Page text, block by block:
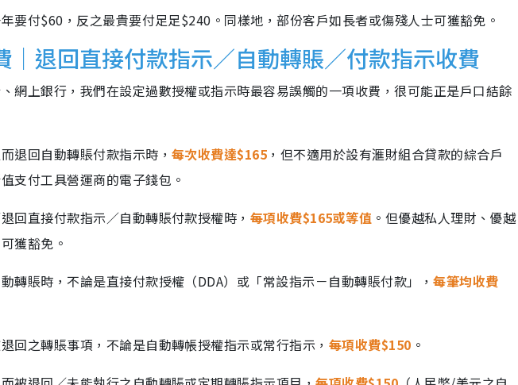
要付$60，反之最貴要付足足$240。同樣地，部份客戶如長者或傷殘人士可獲豁免。
｜退回直接付款指示／自動轉賬／付款指示收費
網上銀行，我們在設定過數授權或指示時最容易誤觸的一項收費，很可能正是戶口結餘
退回自動轉賬付款指示時，每次收費達$165 ，但不適用於設有滙財組合貸款的綜合戶
支付工具營運商的電子錢包。
回直接付款指示／自動轉賬付款授權時， 每項收費$165或等值 。但優越私人理財、優越
獲豁免。
轉賬時，不論是直接付款授權（DDA）或「常設指示－自動轉賬付款」，每筆均收費
回之轉賬事項，不論是自動轉帳授權指示或常行指示， 每項收費$150 。